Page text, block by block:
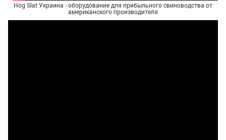
Hog Slat Украина - оборудование для прибыльного свиноводства от
американского производителя